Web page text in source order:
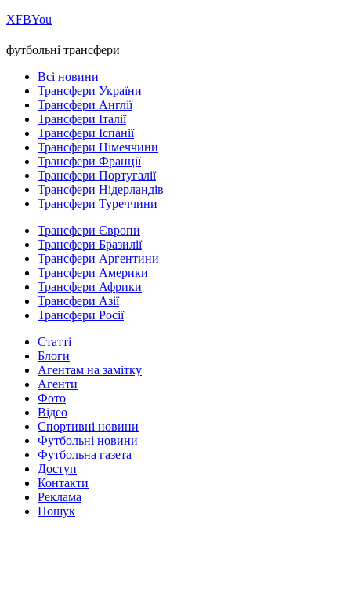
ХFBYou
футбольні трансфери
Всі новини
Трансфери України
Трансфери Англії
Трансфери Італії
Трансфери Іспанії
Трансфери Німеччини
Трансфери Франції
Трансфери Португалії
Трансфери Нідерландів
Трансфери Туреччини
Трансфери Європи
Трансфери Бразилії
Трансфери Аргентини
Трансфери Америки
Трансфери Африки
Трансфери Азії
Трансфери Росії
Статті
Блоги
Агентам на замітку
Агенти
Фото
Відео
Спортивні новини
Футбольні новини
Футбольна газета
Доступ
Контакти
Реклама
Пошук